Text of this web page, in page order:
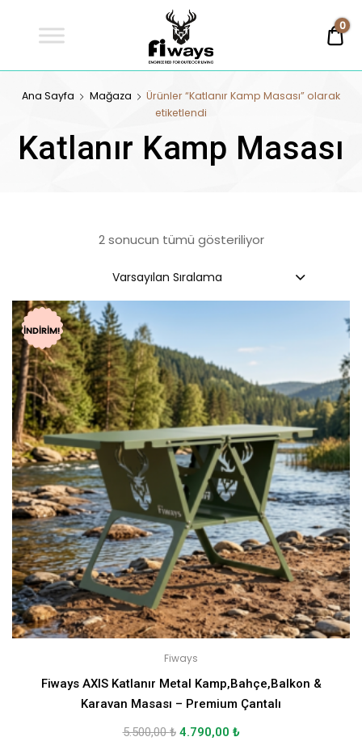
FİWAYS
0
Ana Sayfa Mağaza
Ürünler “Katlanır Kamp Masası” olarak
etiketlendi
Katlanır Kamp Masası
2 sonucun tümü gösteriliyor
Varsayılan Sıralama
İNDIRIM!
Fiways
Fiways AXIS Katlanır Metal Kamp,Bahçe,Balkon &
Karavan Masası – Premium Çantalı
5.500,00₺ 4.790,00 ₺